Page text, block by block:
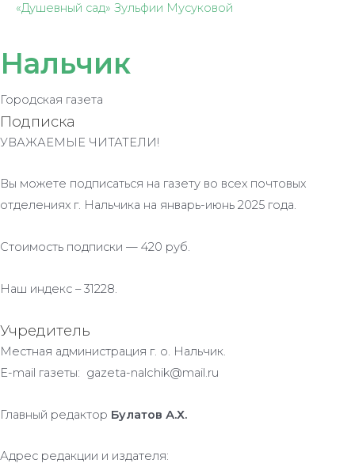
«Душевный сад» Зульфии Мусуковой
Нальчик
Городская газета
Подписка
УВАЖАЕМЫЕ ЧИТАТЕЛИ!
Вы можете подписаться на газету во всех почтовых
отделениях г. Нальчика на январь-июнь 2025 года.
Стоимость подписки — 420 руб.
Наш индекс – 31228.
Учредитель
Местная администрация г. о. Нальчик.
E-mail газеты: gazeta-nalchik@mail.ru
Главный редактор Булатов А.Х.
Адрес редакции и издателя: